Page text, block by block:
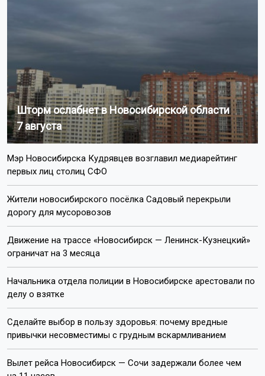
Шторм ослабнет в Новосибирской области
7 августа
Мэр Новосибирска Кудрявцев возглавил медиарейтинг
первых лиц столиц СФО
Жители новосибирского посёлка Садовый перекрыли
дорогу для мусоровозов
Движение на трассе «Новосибирск — Ленинск-Кузнецкий»
ограничат на 3 месяца
Начальника отдела полиции в Новосибирске арестовали по
делу о взятке
Сделайте выбор в пользу здоровья: почему вредные
привычки несовместимы с грудным вскармливанием
Вылет рейса Новосибирск — Сочи задержали более чем